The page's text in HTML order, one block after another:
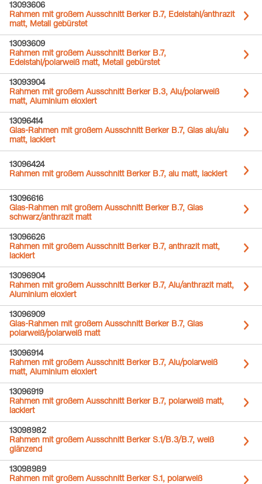
13093606
Rahmen mit großem Ausschnitt Berker B.7, Edelstahl/anthrazit
matt, Metall gebürstet
13093609
Rahmen mit großem Ausschnitt Berker B.7,
Edelstahl/polarweiß matt, Metall gebürstet
13093904
Rahmen mit großem Ausschnitt Berker B.3, Alu/polarweiß
matt, Aluminium eloxiert
13096414
Glas-Rahmen mit großem Ausschnitt Berker B.7, Glas alu/alu
matt, lackiert
13096424
Rahmen mit großem Ausschnitt Berker B.7, alu matt, lackiert
13096616
Glas-Rahmen mit großem Ausschnitt Berker B.7, Glas
schwarz/anthrazit matt
13096626
Rahmen mit großem Ausschnitt Berker B.7, anthrazit matt,
lackiert
13096904
Rahmen mit großem Ausschnitt Berker B.7, Alu/anthrazit matt,
Aluminium eloxiert
13096909
Glas-Rahmen mit großem Ausschnitt Berker B.7, Glas
polarweiß/polarweiß matt
13096914
Rahmen mit großem Ausschnitt Berker B.7, Alu/polarweiß
matt, Aluminium eloxiert
13096919
Rahmen mit großem Ausschnitt Berker B.7, polarweiß matt,
lackiert
13098982
Rahmen mit großem Ausschnitt Berker S.1/B.3/B.7, weiß
glänzend
13098989
Rahmen mit großem Ausschnitt Berker S.1, polarweiß